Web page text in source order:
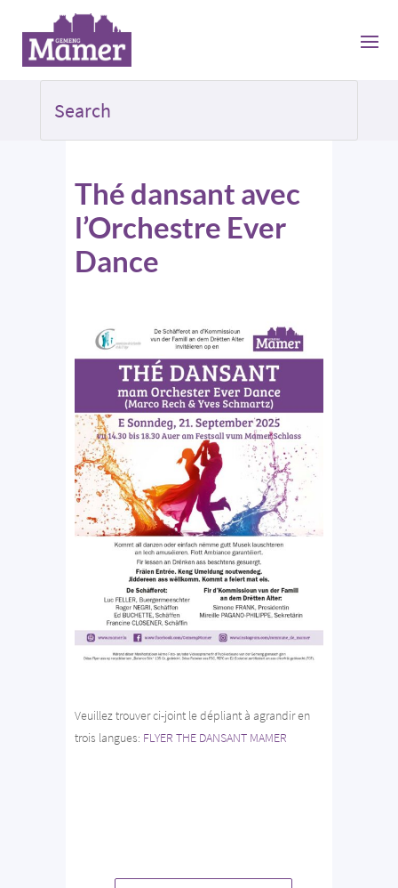
Thé dansant avec
l’Orchestre Ever
Dance
Veuillez trouver ci-joint le dépliant à agrandir en
trois langues: FLYER THE DANSANT MAMER